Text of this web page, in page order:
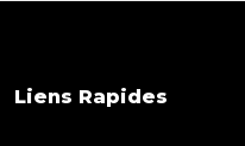
Liens Rapides